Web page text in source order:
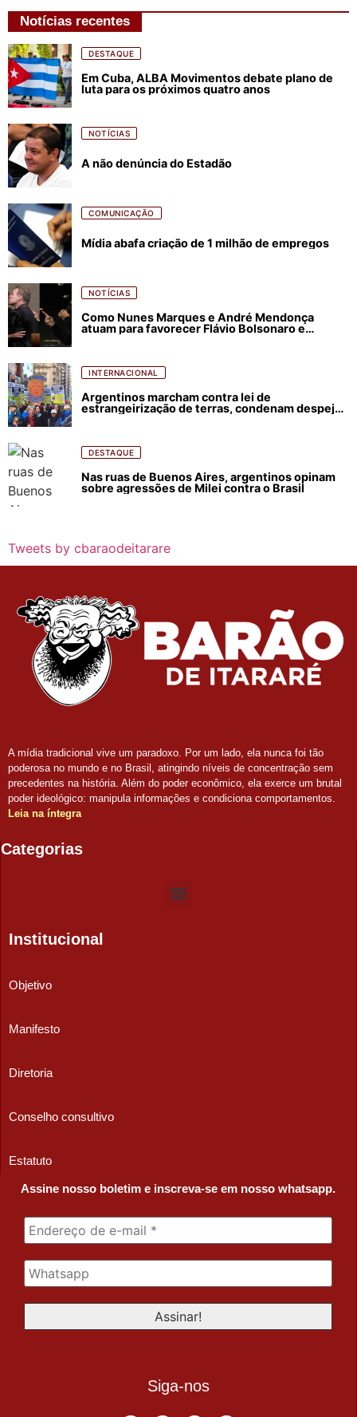
Notícias recentes
DESTAQUE
Em Cuba, ALBA Movimentos debate plano de
luta para os próximos quatro anos
NOTÍCIAS
A não denúncia do Estadão
COMUNICAÇÃO
Mídia abafa criação de 1 milhão de empregos
NOTÍCIAS
Como Nunes Marques e André Mendonça
atuam para favorecer Flávio Bolsonaro e
INTERNACIONAL
Argentinos marcham contra lei de
estrangeirização de terras, condenam despejos
DESTAQUE
Nas ruas de Buenos Aires, argentinos opinam
sobre agressões de Milei contra o Brasil
Tweets by cbaraodeitarare
A mídia tradicional vive um paradoxo. Por um lado, ela nunca foi tão
poderosa no mundo e no Brasil, atingindo níveis de concentração sem
precedentes na história. Além do poder econômico, ela exerce um brutal
poder ideológico: manipula informações e condiciona comportamentos.
Leia na íntegra
Categorias
Institucional
Objetivo
Manifesto
Diretoria
Conselho consultivo
Estatuto
Assine nosso boletim e inscreva-se em nosso whatsapp.
Siga-nos